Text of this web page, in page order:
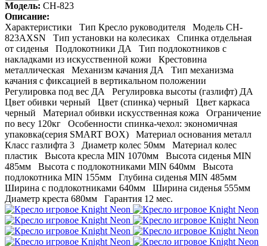
Модель: CH-823
Описание:
Характеристики Тип Кресло руководителя Модель CH-
823AXSN Тип установки на колесиках Спинка отдельная
от сиденья Подлокотники ДА Тип подлокотников с
накладками из искусственной кожи Крестовина
металлическая Механизм качания ДА Тип механизма
качания с фиксацией в вертикальном положении
Регулировка под вес ДА Регулировка высоты (газлифт) ДА
Цвет обивки черный Цвет (спинка) черный Цвет каркаса
черный Материал обивки искусственная кожа Ограничение
по весу 120кг Особенности спинка-чехол: экономичная
упаковка(серия SMART BOX) Материал основания металл
Класс газлифта 3 Диаметр колес 50мм Материал колес
пластик Высота кресла MIN 1070мм Высота сиденья MIN
485мм Высота с подлокотниками MIN 640мм Высота
подлокотника MIN 155мм Глубина сиденья MIN 485мм
Ширина с подлокотниками 640мм Ширина сиденья 555мм
Диаметр креста 680мм Гарантия 12 мес.